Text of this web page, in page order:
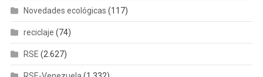
Novedades ecológicas (117)
reciclaje (74)
RSE (2.627)